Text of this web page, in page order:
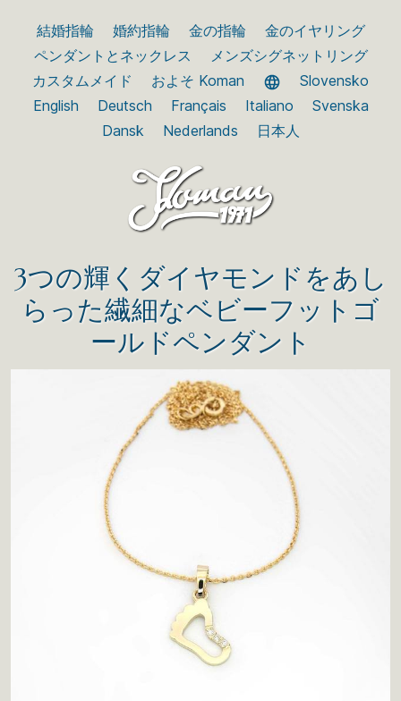
結婚指輪 婚約指輪 金の指輪
金のイヤリング
ペンダントとネックレス
メンズシグネットリング
カスタムメイド
およそ Koman
Slovensko
English
Deutsch Français Italiano
Svenska
Dansk
Nederlands 日本人
3つの輝くダイヤモンドをあし
らった繊細なベビーフットゴ
ールドペンダント